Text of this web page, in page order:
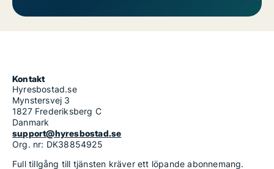
Kontakt
Hyresbostad.se
Mynstersvej 3
1827 Frederiksberg C
Danmark
support@hyresbostad.se
Org. nr: DK38854925
Full tillgång till tjänsten kräver ett löpande abonnemang.